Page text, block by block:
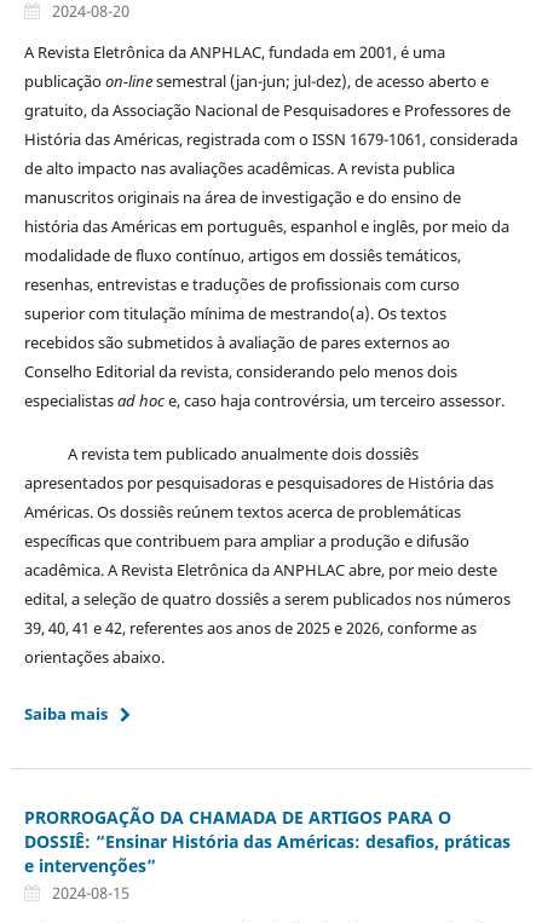
2024-08-20
A Revista Eletrônica da ANPHLAC, fundada em 2001, é uma
publicaçãoon-linesemestral (jan-jun; jul-dez), de acesso aberto e
gratuito, da Associação Nacional de Pesquisadores e Professores de
História das Américas, registrada com o ISSN 1679-1061, considerada
de alto impacto nas avaliações acadêmicas. A revista publica
manuscritos originais na área de investigação e do ensino de
história das Américas em português, espanhol e inglês, por meio da
modalidade de fluxo contínuo, artigos em dossiês temáticos,
resenhas, entrevistas e traduções de profissionais com curso
superior com titulação mínima de mestrando(a). Os textos
recebidos são submetidos à avaliação de pares externos ao
Conselho Editorial da revista, considerando pelo menos dois
especialistasad hoce, caso haja controvérsia, um terceiro assessor.
A revista tem publicado anualmente dois dossiês
apresentados por pesquisadoras e pesquisadores de História das
Américas. Os dossiês reúnem textos acerca de problemáticas
específicas que contribuem para ampliar a produção e difusão
acadêmica. A Revista Eletrônica da ANPHLAC abre, por meio deste
edital, a seleção de quatro dossiês a serem publicados nos números
39, 40, 41 e 42, referentes aos anos de 2025 e 2026, conforme as
orientações abaixo.
Saiba mais
PRORROGAÇÃO DA CHAMADA DE ARTIGOS PARA O
DOSSIÊ: “Ensinar História das Américas: desafios, práticas
e intervenções”
2024-08-15